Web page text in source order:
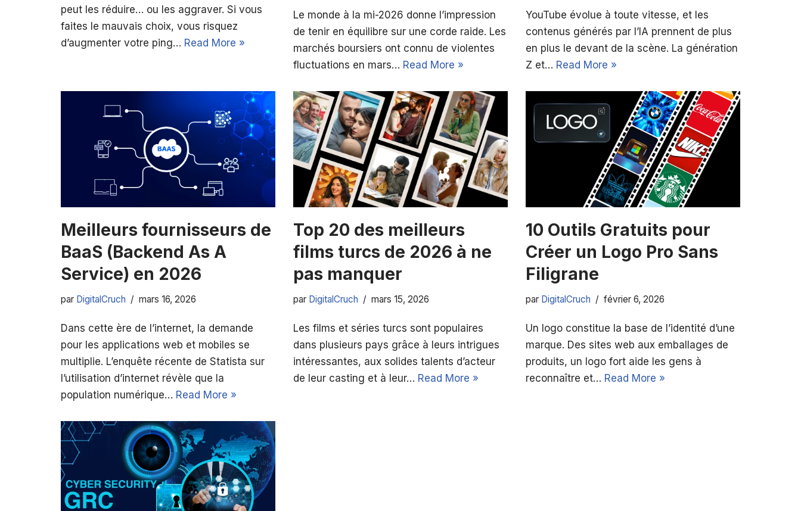
peut les réduire… ou les aggraver. Si vous
faites le mauvais choix, vous risquez
d’augmenter votre ping… Read More »
Le monde à la mi-2026 donne l’impression
de tenir en équilibre sur une corde raide. Les
marchés boursiers ont connu de violentes
fluctuations en mars… Read More »
YouTube évolue à toute vitesse, et les
contenus générés par l’IA prennent de plus
en plus le devant de la scène. La génération
Z et… Read More »
Meilleurs fournisseurs de
BaaS (Backend As A
Service) en 2026
par DigitalCruch mars 16, 2026
Dans cette ère de l’internet, la demande
pour les applications web et mobiles se
multiplie. L’enquête récente de Statista sur
l’utilisation d’internet révèle que la
population numérique… Read More »
Top 20 des meilleurs
films turcs de 2026 à ne
pas manquer
par DigitalCruch mars 15, 2026
Les films et séries turcs sont populaires
dans plusieurs pays grâce à leurs intrigues
intéressantes, aux solides talents d’acteur
de leur casting et à leur… Read More »
10 Outils Gratuits pour
Créer un Logo Pro Sans
Filigrane
par DigitalCruch février 6, 2026
Un logo constitue la base de l’identité d’une
marque. Des sites web aux emballages de
produits, un logo fort aide les gens à
reconnaître et… Read More »